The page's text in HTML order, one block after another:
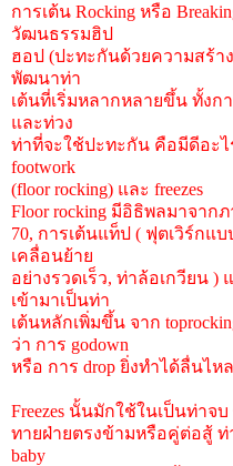
การเต้น Rocking หรือ
วัฒนธรรมฮิป
ฮอป (ปะทะกันด้วยความสร้า
พัฒนาท่า
เต้นที่เริ่มหลากหลายขึ้น ทั้งก
และท่วง
ท่าที่จะใช้ปะทะกัน คือมีดีอะ
footwork
(floor rocking) และ freezes
Floor rocking มีอิธิพลมาจา
70, การเต้นแท็ป ( ฟุตเวิร์กแ
เคลื่อนย้าย
อย่างรวดเร็ว, ท่าล้อเกวียน )
เข้ามาเป็นท่า
เต้นหลักเพิ่มขึ้น จาก
ว่า การ godown
หรือ การ drop ยิ่งทำได้ลื่นไห
Freezes นั้นมักใช้ในเป็นท่าจ
ทายฝ่ายตรงข้ามหรือคู่ต่อสู้ ท่
baby